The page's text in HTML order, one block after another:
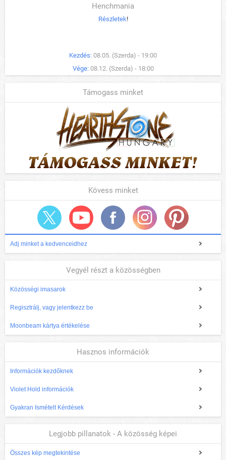
Henchmania
Részletek!
Kezdés: 08.05. (Szerda) - 19:00
Vége: 08.12. (Szerda) - 18:00
Támogass minket
Kövess minket
Adj minket a kedvenceidhez
Vegyél részt a közösségben
Közösségi imasarok
Regisztrálj, vagy jelentkezz be
Moonbeam kártya értékelése
Hasznos információk
Információk kezdőknek
Violet Hold információk
Gyakran Ismételt Kérdések
Legjobb pillanatok - A közösség képei
Összes kép megtekintése